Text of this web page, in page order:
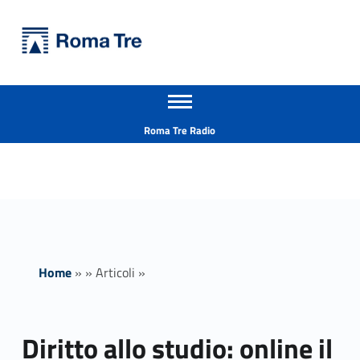
Diritto allo studio: online il bando DiSCoLazio 2026/2027 - Università Roma Tre
Apri il menu secondario
Roma Tre Radio
Home» » Articoli »
Diritto allo studio: online il